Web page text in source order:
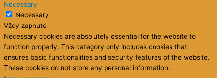
Necessary
Necessary
Vždy zapnuté
Necessary cookies are absolutely essential for the website to
function properly. This category only includes cookies that
ensures basic functionalities and security features of the website.
These cookies do not store any personal information.